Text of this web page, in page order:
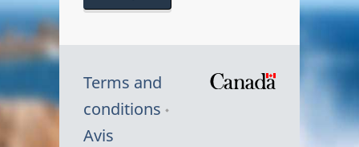
Terms and
conditions
Avis
Symbole